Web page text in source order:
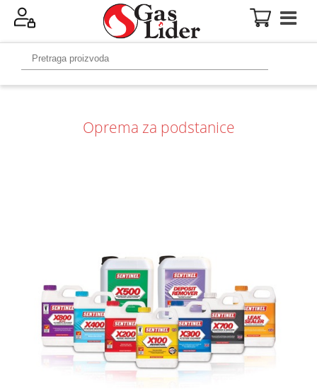
Oprema za podstanice